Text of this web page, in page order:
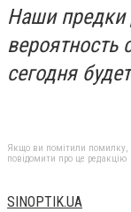
Наши предки
вероятность
сегодня
Якщо ви помітили помилку,
повідомити про це редакцію
SINOPTIK.UA